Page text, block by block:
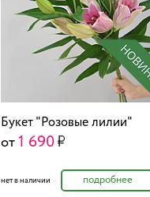
Букет "Розовые лилии"
от 1 690
нет в наличии подробнее